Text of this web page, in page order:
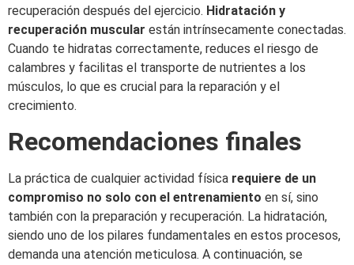
recuperación después del ejercicio. Hidratación y
recuperación muscular están intrínsecamente conectadas.
Cuando te hidratas correctamente, reduces el riesgo de
calambres y facilitas el transporte de nutrientes a los
músculos, lo que es crucial para la reparación y el
crecimiento.
Recomendaciones finales
La práctica de cualquier actividad física requiere de un
compromiso no solo con el entrenamiento en sí, sino
también con la preparación y recuperación. La hidratación,
siendo uno de los pilares fundamentales en estos procesos,
demanda una atención meticulosa. A continuación, se